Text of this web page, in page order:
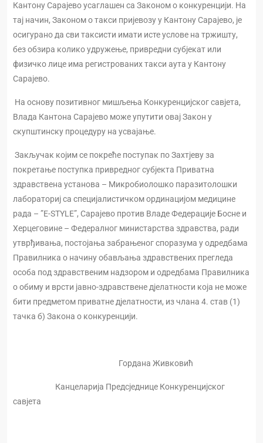
Кантону Сарајево усаглашен са Законом о конкуренцији. На
тај начин, Законом о такси пријевозу у Кантону Сарајево, је
осигурано да сви таксисти имати исте услове на тржишту,
без обзира колико удружење, привредни субјекат или
физичко лице има регистрованих такси аута у Кантону
Сарајево.
На основу позитивног мишљења Конкуренцијског савјета,
Влада Кантона Сарајево може упутити овај Закон у
скупштинску процедуру на усвајање.
Закључак којим се покреће поступак по Захтјеву за
покретање поступка привредног субјекта Приватна
здравствена установа – Микробиолошко паразитолошки
лабораториј са специјалистичком ординацијом медицине
рада – ”E-STYLE”, Сарајево против Владе Федерације Босне и
Херцеговине – Федералног министарства здравства, ради
утврђивања, постојања забрањеног споразума у одредбама
Правилника о начину обављања здравствених прегледа
особа под здравственим надзором и одредбама Правилника
о обиму и врсти јавно-здравствене дјелатности која не може
бити предметом приватне дјелатности, из члана 4. став (1)
тачка б) Закона о конкуренцији.
Гордана Живковић
Канцеларија Предсједнице Конкуренцијског
савјета